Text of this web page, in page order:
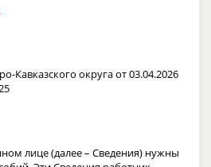
Кавказского округа от 03.04.2026
лице (далее – Сведения) нужны